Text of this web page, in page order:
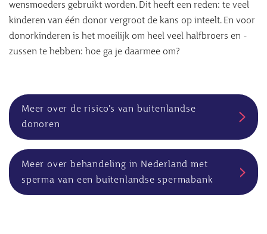
wensmoeders gebruikt worden. Dit heeft een reden: te veel
kinderen van één donor vergroot de kans op inteelt. En voor
donorkinderen is het moeilijk om heel veel halfbroers en -
zussen te hebben: hoe ga je daarmee om?
Meer over de risico’s van buitenlandse
donoren
Meer over behandeling in Nederland met
sperma van een buitenlandse spermabank